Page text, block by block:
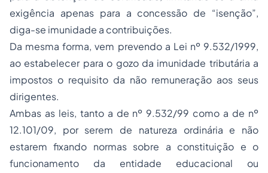
exigência apenas para a concessão de “isenção”,
diga-se imunidade a contribuições.
Da mesma forma, vem prevendo a Lei nº 9.532/1999,
ao estabelecer para o gozo da imunidade tributária a
impostos o requisito da não remuneração aos seus
dirigentes.
Ambas as leis, tanto a de nº 9.532/99 como a de nº
12.101/09, por serem de natureza ordinária e não
estarem fixando normas sobre a constituição e o
funcionamento da entidade educacional ou